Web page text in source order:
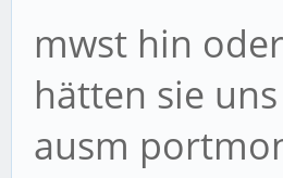
mwst hin
hätten sie
ausm